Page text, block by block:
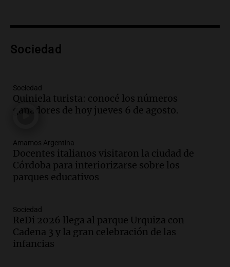
sea, va a ser lindo”
Episodios
mano es muy peligroso”
La Argentina, hoy
Episodios
ciudad de Córdoba para interiorizarse
sobre los parques educativos
Amamos Argentina
Episodios
durante la primavera
Informados al regreso
Episodios
Audio.
Sociedad
Sociedad
Quiniela turista: conocé los números
ganadores de hoy jueves 6 de agosto.
Amamos Argentina
Docentes italianos visitaron la ciudad de
Córdoba para interiorizarse sobre los
parques educativos
Sociedad
ReDi 2026 llega al parque Urquiza con
Cadena 3 y la gran celebración de las
infancias